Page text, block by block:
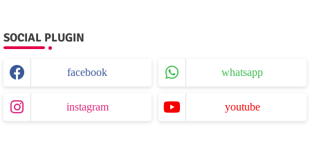
SOCIAL PLUGIN
facebook whatsapp
instagram youtube